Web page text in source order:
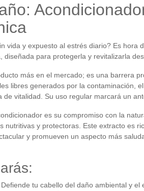
vida y expuesto al estrés diario? Es
diseñada para protegerla y revitalizarla
más en el mercado; es una barrera
libres generados por la contaminación,
de vitalidad. Su uso regular marcará un
es su compromiso con la
nutritivas y protectoras. Este extracto es
y promueven un aspecto más
Defiende tu cabello del daño ambiental y